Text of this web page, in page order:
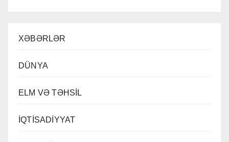
XƏBƏRLƏR
DÜNYA
ELM VƏ TƏHSİL
İQTİSADİYYAT